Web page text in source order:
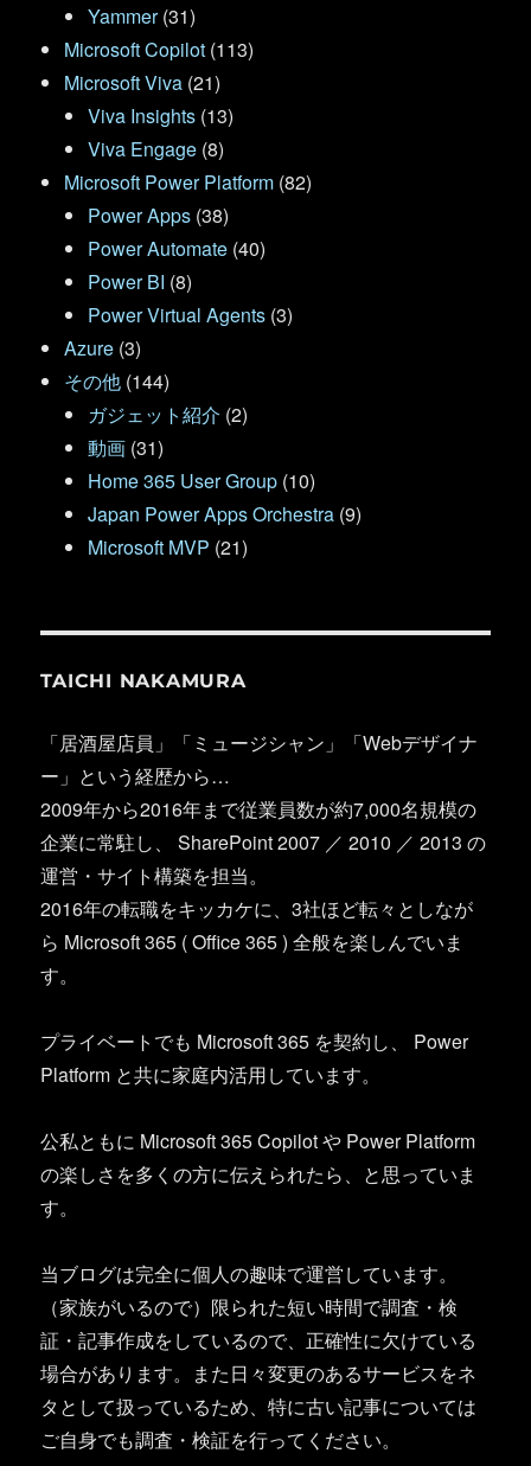
Yammer(31)
Microsoft Copilot (113)
Microsoft Viva (21)
Viva Insights (13)
Viva Engage (8)
Microsoft Power Platform (82)
Power Apps (38)
Power Automate (40)
Power BI (8)
Power Virtual Agents (3)
Azure (3)
その他 (144)
ガジェット紹介 (2)
動画 (31)
Home 365 User Group (10)
Japan Power Apps Orchestra (9)
Microsoft MVP (21)
TAICHI NAKAMURA
「居酒屋店員」「ミュージシャン」「Webデザイナ
ー」という経歴から…
2009年から2016年まで従業員数が約7,000名規模の
企業に常駐し、 SharePoint 2007 ／ 2010 ／ 2013 の
運営・サイト構築を担当。
2016年の転職をキッカケに、3社ほど転々としなが
ら Microsoft 365 ( Office 365 ) 全般を楽しんでいま
す。
プライベートでも Microsoft 365 を契約し、 Power
Platform と共に家庭内活用しています。
公私ともに Microsoft 365 Copilot や Power Platform
の楽しさを多くの方に伝えられたら、と思っていま
す。
当ブログは完全に個人の趣味で運営しています。
（家族がいるので）限られた短い時間で調査・検
証・記事作成をしているので、正確性に欠けている
場合があります。また日々変更のあるサービスをネ
タとして扱っているため、特に古い記事については
ご自身でも調査・検証を行ってください。